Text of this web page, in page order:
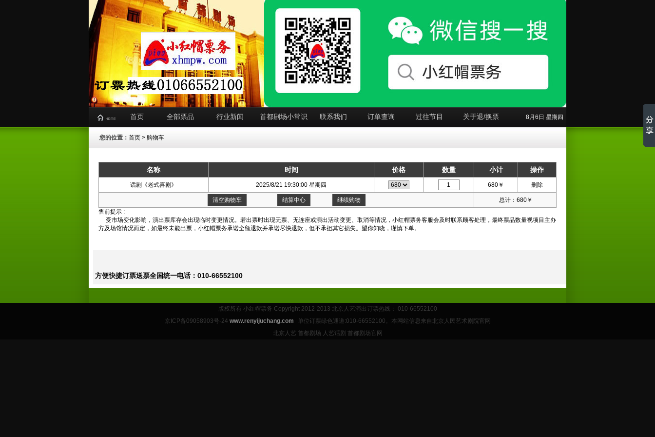
首页 全部票品 行业新闻 首都剧场小常识 联系我们 订单查询 过往节目 关于退/换票 8月6日 星期四
您的位置： 首页 > 购物车
名称 时间 价格 数量 小计 操作
话剧《老式喜剧》 2025/8/21 19:30:00 星期四 680 ￥ 删除
清空购物车 结算中心 继续购物 总计： 680 ￥
售前提示 :
受市场变化影响，演出票库存会出现临时变更情况。若出票时出现无票、无连座或演出活动变更、取消等情况，小红帽票务客服会及时联系顾客处理，最终票品数量视项目主办
方及场馆情况而定，如最终未能出票，小红帽票务承诺全额退款并承诺尽快退款，但不承担其它损失。望你知晓，谨慎下单。
方便快捷订票送票全国统一电话：010-66552100
版权所有 小红帽票务 Copyright 2012-2013 北京人艺演出订票热线： 010-66552100
京ICP备09058903号-24 www.renyijuchang.com
单位订票绿色通道:010-66552100。本网站信息来自北京人民艺术剧院官网
北京人艺 首都剧场 人艺话剧 首都剧场官网